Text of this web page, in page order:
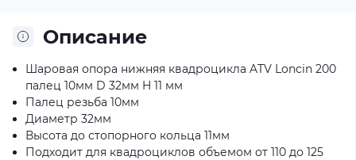
Описание
Шаровая опора нижняя квадроцикла ATV Loncin 200
палец 10мм D 32мм H 11 мм
Палец резьба 10мм
Диаметр 32мм
Высота до стопорного кольца 11мм
Подходит для квадроциклов объемом от 110 до 125